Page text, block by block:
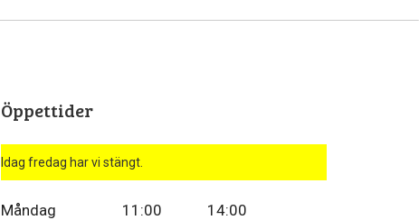
Öppettider
Idag fredag har vi stängt.
Måndag 11:00
14:00